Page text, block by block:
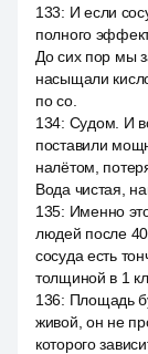
133: И если
полного
До сих пор мы
насыщали
по со.
134: Судом. И
поставили
налётом,
Вода чистая,
135: Именно
людей после
сосуда есть
толщиной в 1
136: Площадь
живой, он не
которого